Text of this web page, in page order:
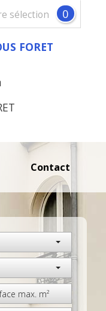
sélection 0
FORET
contact